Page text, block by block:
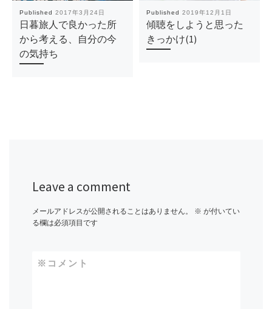
Published 2017年3月24日
日暮旅人で良かった所
から考える、自分の今
の気持ち
Published 2019年12月1日
傾聴をしようと思った
きっかけ(1)
Leave a comment
メールアドレスが公開されることはありません。 ※ が付いてい
る欄は必須項目です
コメント
※